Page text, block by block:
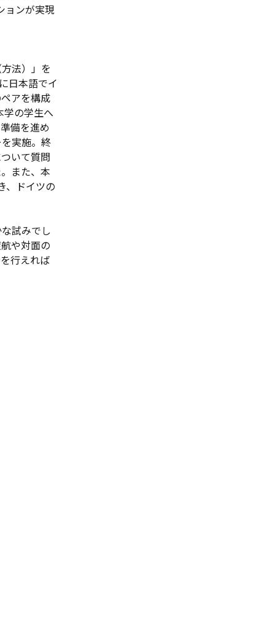
ョンが実現
法）」を
日本語でイ
アを構成
学の学生へ
備を進め
実施。終
いて質問
また、本
、ドイツの
試みでし
や対面の
行えれば